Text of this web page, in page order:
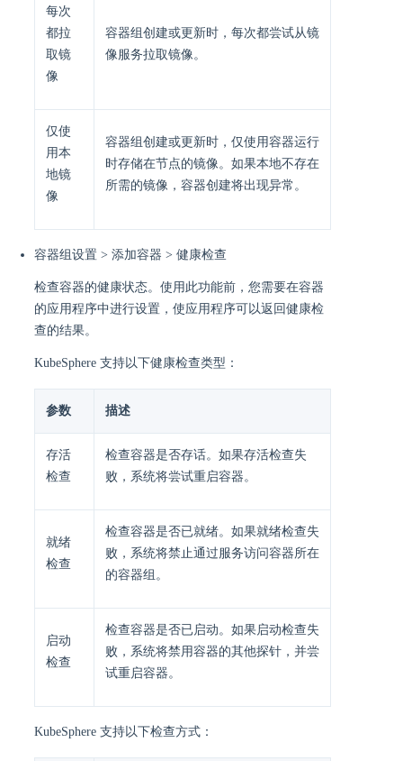
每次
都拉
取镜
像
容器组创建或更新时，每次都尝试从镜
像服务拉取镜像。
仅使
用本
地镜
像
容器组创建或更新时，仅使用容器运行
时存储在节点的镜像。如果本地不存在
所需的镜像，容器创建将出现异常。
容器组设置 > 添加容器 > 健康检查
检查容器的健康状态。使用此功能前，您需要在容器
的应用程序中进行设置，使应用程序可以返回健康检
查的结果。
KubeSphere 支持以下健康检查类型：
参数 描述
存活
检查
检查容器是否存话。如果存活检查失
败，系统将尝试重启容器。
就绪
检查
检查容器是否已就绪。如果就绪检查失
败，系统将禁止通过服务访问容器所在
的容器组。
启动
检查
检查容器是否已启动。如果启动检查失
败，系统将禁用容器的其他探针，并尝
试重启容器。
KubeSphere 支持以下检查方式：